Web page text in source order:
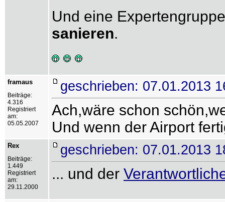
Und eine
sanieren.
framaus
Beiträge:
4.316
Registriert
am:
05.05.2007
geschrieben: 07.01.2013
Ach,wäre schon
Und wenn der Airport
Rex
Beiträge:
1.449
Registriert
am:
29.11.2000
geschrieben: 07.01.2013
... und der